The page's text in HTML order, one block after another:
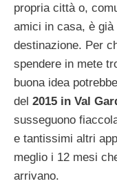
propria città o,
amici in casa, è
destinazione. Per
spendere in mete
buona idea
del 2015 in Val
susseguono
e tantissimi altri
meglio i 12 mesi
arrivano.